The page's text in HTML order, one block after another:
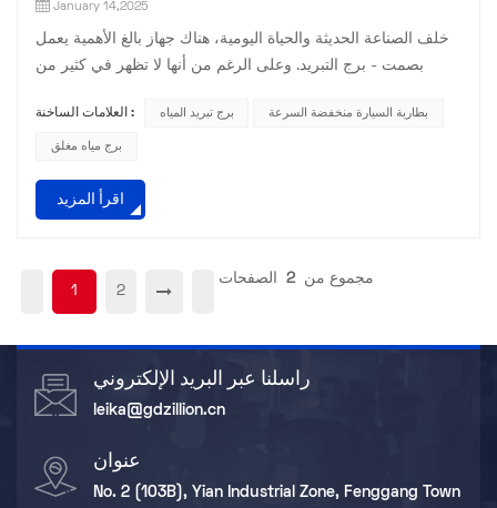
January 14,2025
خلف الصناعة الحديثة والحياة اليومية، هناك جهاز بالغ الأهمية يعمل
بصمت - برج التبريد. وعلى الرغم من أنها لا تظهر في كثير من
من المجالات. ما هو برج التبريد؟ في الأساس، برج التبريد هو جهاز
للتبادل الحراري. وتتمثل وظيفتها الرئيسية في تبادل الحرارة بين
العلامات الساخنة : برج تبريد المياه بطارية السيارة منخفضة السرعة
برج مياه مغلق
اقرأ المزيد
1 2
مجموع من 2 الصفحات
راسلنا عبر البريد الإلكتروني
leika@gdzillion.cn
عنوان
No. 2 (103B), Yian Industrial Zone, Fenggang Town